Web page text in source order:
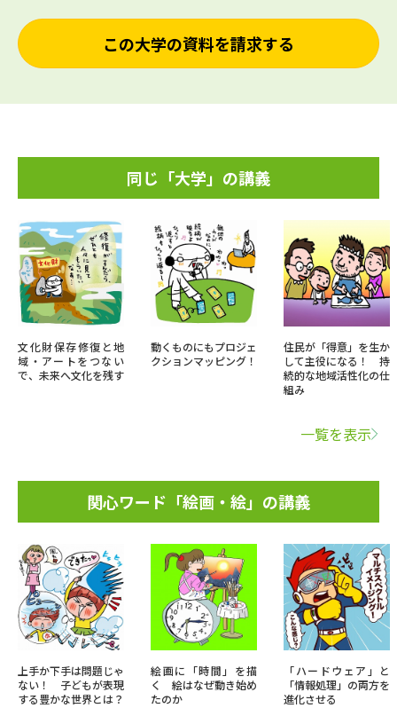
この大学の資料を請求する
同じ「大学」の講義
文化財保存修復と地
域・アートをつない
で、未来へ文化を残す
動くものにもプロジェ
クションマッピング！
住民が「得意」を生か
して主役になる！ 持
続的な地域活性化の仕
組み
一覧を表示
関心ワード「絵画・絵」の講義
上手か下手は問題じゃ
ない！ 子どもが表現
する豊かな世界とは？
絵画に「時間」を描
く 絵はなぜ動き始め
たのか
「ハードウェア」と
「情報処理」の両方を
進化させる